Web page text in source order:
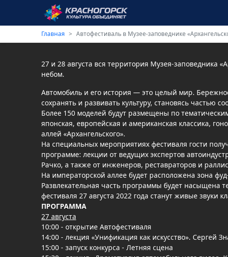
Главная Автофестиваль в Музее-заповеднике
27 и 28 августа вся территория Музея-заповедника
небом.
Автомобиль и его история — это целый мир.
сохранять и развивать культуру, становясь частью
Более 150 моделей будут размещены по
японская, европейская и американская классика,
аллей «Архангельского».
На специальных мероприятиях фестиваля гости
программе: лекции от ведущих экспертов
Рачко, а также от инженеров, реставраторов и
На императорской аллее будет расположена зона
Развлекательная часть программы будет
фестиваля 27 августа 2022 года станут живые звуки
ПРОГРАММА
27 августа
10:00 - открытие Автофестиваля
14:00 - лекция «Унификация как искусство». Сергей
15:00 - запуск конкурса - Летняя сцена